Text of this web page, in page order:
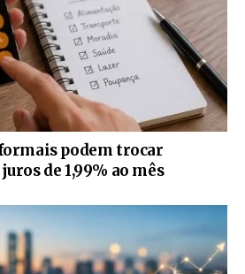
podem trocar
de 1,99% ao mês